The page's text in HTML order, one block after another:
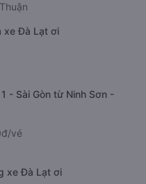
xe Đà Lạt ơi
- Sài Gòn từ Ninh Sơn -
vé
xe Đà Lạt ơi